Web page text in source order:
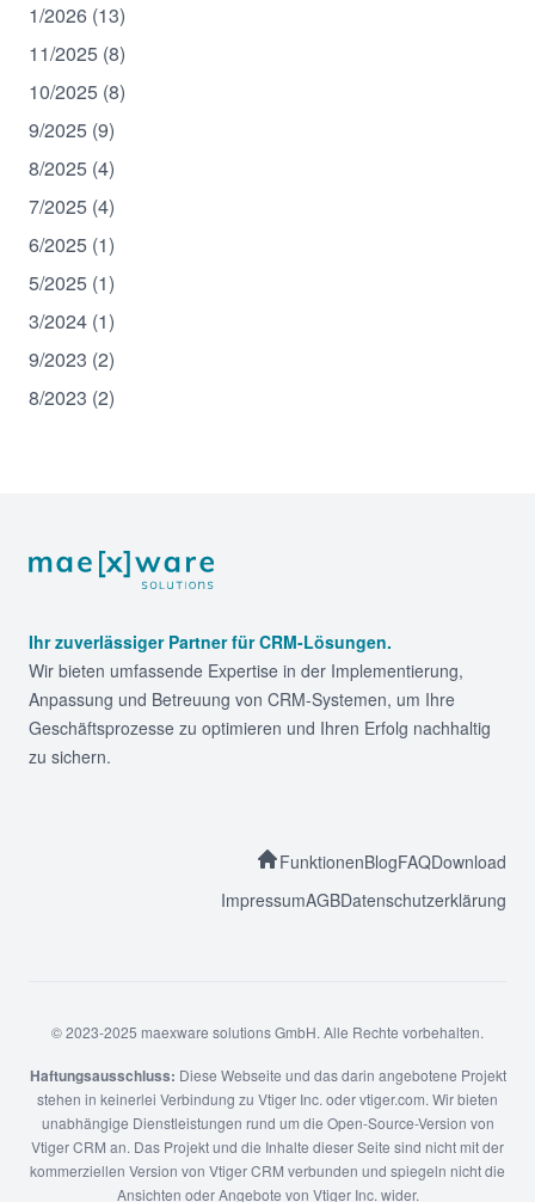
1/2026 (13)
11/2025 (8)
10/2025 (8)
9/2025 (9)
8/2025 (4)
7/2025 (4)
6/2025 (1)
5/2025 (1)
3/2024 (1)
9/2023 (2)
8/2023 (2)
Footer
Ihr zuverlässiger Partner für CRM-Lösungen.
Wir bieten umfassende Expertise in der Implementierung,
Anpassung und Betreuung von CRM-Systemen, um Ihre
Geschäftsprozesse zu optimieren und Ihren Erfolg nachhaltig
zu sichern.
FunktionenBlogFAQDownload
ImpressumAGBDatenschutzerklärung
© 2023-2025 maexware solutions GmbH. Alle Rechte vorbehalten.
Haftungsausschluss: Diese Webseite und das darin angebotene Projekt
stehen in keinerlei Verbindung zu Vtiger Inc. oder vtiger.com. Wir bieten
unabhängige Dienstleistungen rund um die Open-Source-Version von
Vtiger CRM an. Das Projekt und die Inhalte dieser Seite sind nicht mit der
kommerziellen Version von Vtiger CRM verbunden und spiegeln nicht die
Ansichten oder Angebote von Vtiger Inc. wider.